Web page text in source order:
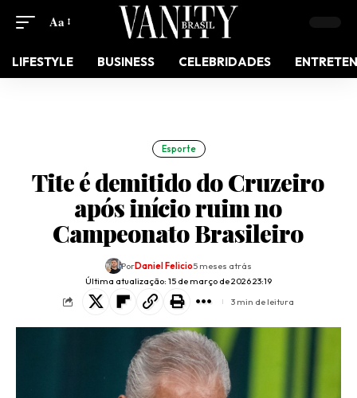
Aa
LIFESTYLE BUSINESS CELEBRIDADES
Esporte
Tite é demitido do Cruzeiro
após início ruim no
Campeonato Brasileiro
Última atualização: 15 de março de 2026 23:19
PorDaniel Felicio5 meses atrás
3 min de leitura